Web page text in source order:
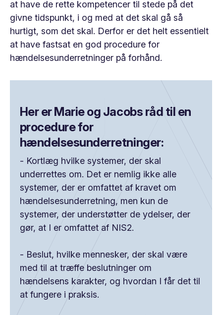
at have de rette kompetencer til stede på det
givne tidspunkt, i og med at det skal gå så
hurtigt, som det skal. Derfor er det helt essentielt
at have fastsat en god procedure for
hændelsesunderretninger på forhånd.
Her er Marie og Jacobs råd til en
procedure for
hændelsesunderretninger:
- Kortlæg hvilke systemer, der skal
underrettes om. Det er nemlig ikke alle
systemer, der er omfattet af kravet om
hændelsesunderretning, men kun de
systemer, der understøtter de ydelser, der
gør, at I er omfattet af NIS2.
- Beslut, hvilke mennesker, der skal være
med til at træffe beslutninger om
hændelsens karakter, og hvordan I får det til
at fungere i praksis.